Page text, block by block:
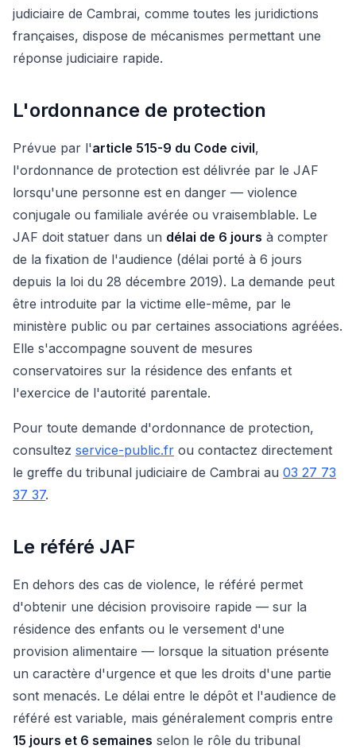
judiciaire de Cambrai, comme toutes les juridictions
françaises, dispose de mécanismes permettant une
réponse judiciaire rapide.
L'ordonnance de protection
Prévue par l'article 515-9 du Code civil,
l'ordonnance de protection est délivrée par le JAF
lorsqu'une personne est en danger — violence
conjugale ou familiale avérée ou vraisemblable. Le
JAF doit statuer dans un délai de 6 jours à compter
de la fixation de l'audience (délai porté à 6 jours
depuis la loi du 28 décembre 2019). La demande peut
être introduite par la victime elle-même, par le
ministère public ou par certaines associations agréées.
Elle s'accompagne souvent de mesures
conservatoires sur la résidence des enfants et
l'exercice de l'autorité parentale.
Pour toute demande d'ordonnance de protection,
consultez service-public.fr ou contactez directement
le greffe du tribunal judiciaire de Cambrai au 03 27 73
37 37.
Le référé JAF
En dehors des cas de violence, le référé permet
d'obtenir une décision provisoire rapide — sur la
résidence des enfants ou le versement d'une
provision alimentaire — lorsque la situation présente
un caractère d'urgence et que les droits d'une partie
sont menacés. Le délai entre le dépôt et l'audience de
référé est variable, mais généralement compris entre
15 jours et 6 semaines selon le rôle du tribunal